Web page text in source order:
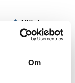
Om
100 dages
returret